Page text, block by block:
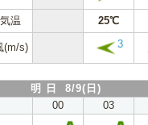
気温 25℃
(m/s) 3
明 日 8/9(日)
00 03